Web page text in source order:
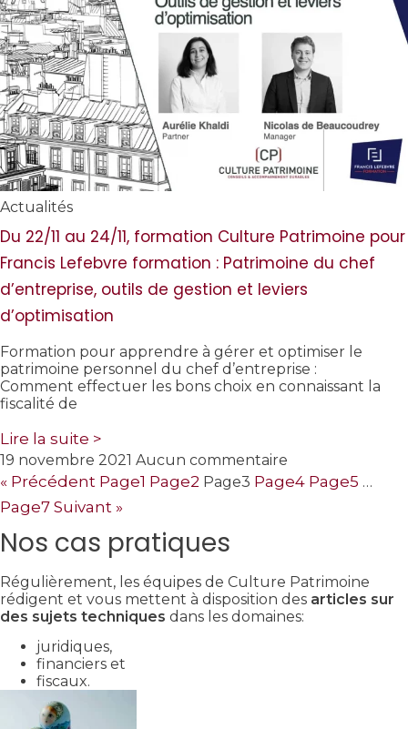
Actualités
Du 22/11 au 24/11, formation Culture Patrimoine pour
Francis Lefebvre formation : Patrimoine du chef
d’entreprise, outils de gestion et leviers
d’optimisation
Formation pour apprendre à gérer et optimiser le
patrimoine personnel du chef d’entreprise :
Comment effectuer les bons choix en connaissant la
fiscalité de
Lire la suite >
19 novembre 2021 Aucun commentaire
« Précédent Page1 Page2 Page3 Page4 Page5 …
Page7 Suivant »
Nos cas pratiques
Régulièrement, les équipes de Culture Patrimoine
rédigent et vous mettent à disposition des articles sur
des sujets techniques dans les domaines:
juridiques,
financiers et
fiscaux.